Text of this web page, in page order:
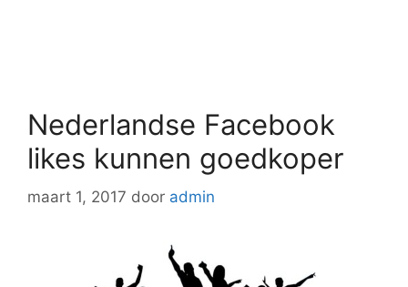
Nederlandse Facebook
likes kunnen goedkoper
maart 1, 2017 door admin